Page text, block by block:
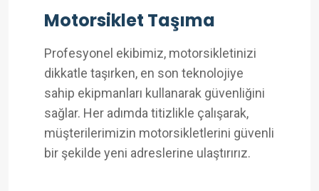
Motorsiklet Taşıma
Profesyonel ekibimiz, motorsikletinizi
dikkatle taşırken, en son teknolojiye
sahip ekipmanları kullanarak güvenliğini
sağlar. Her adımda titizlikle çalışarak,
müşterilerimizin motorsikletlerini güvenli
bir şekilde yeni adreslerine ulaştırırız.